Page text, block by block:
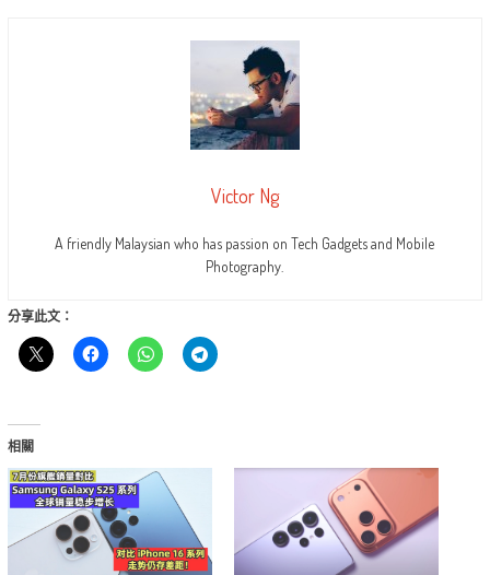
Victor Ng
A friendly Malaysian who has passion on Tech Gadgets and Mobile
Photography.
分享此文：
相關